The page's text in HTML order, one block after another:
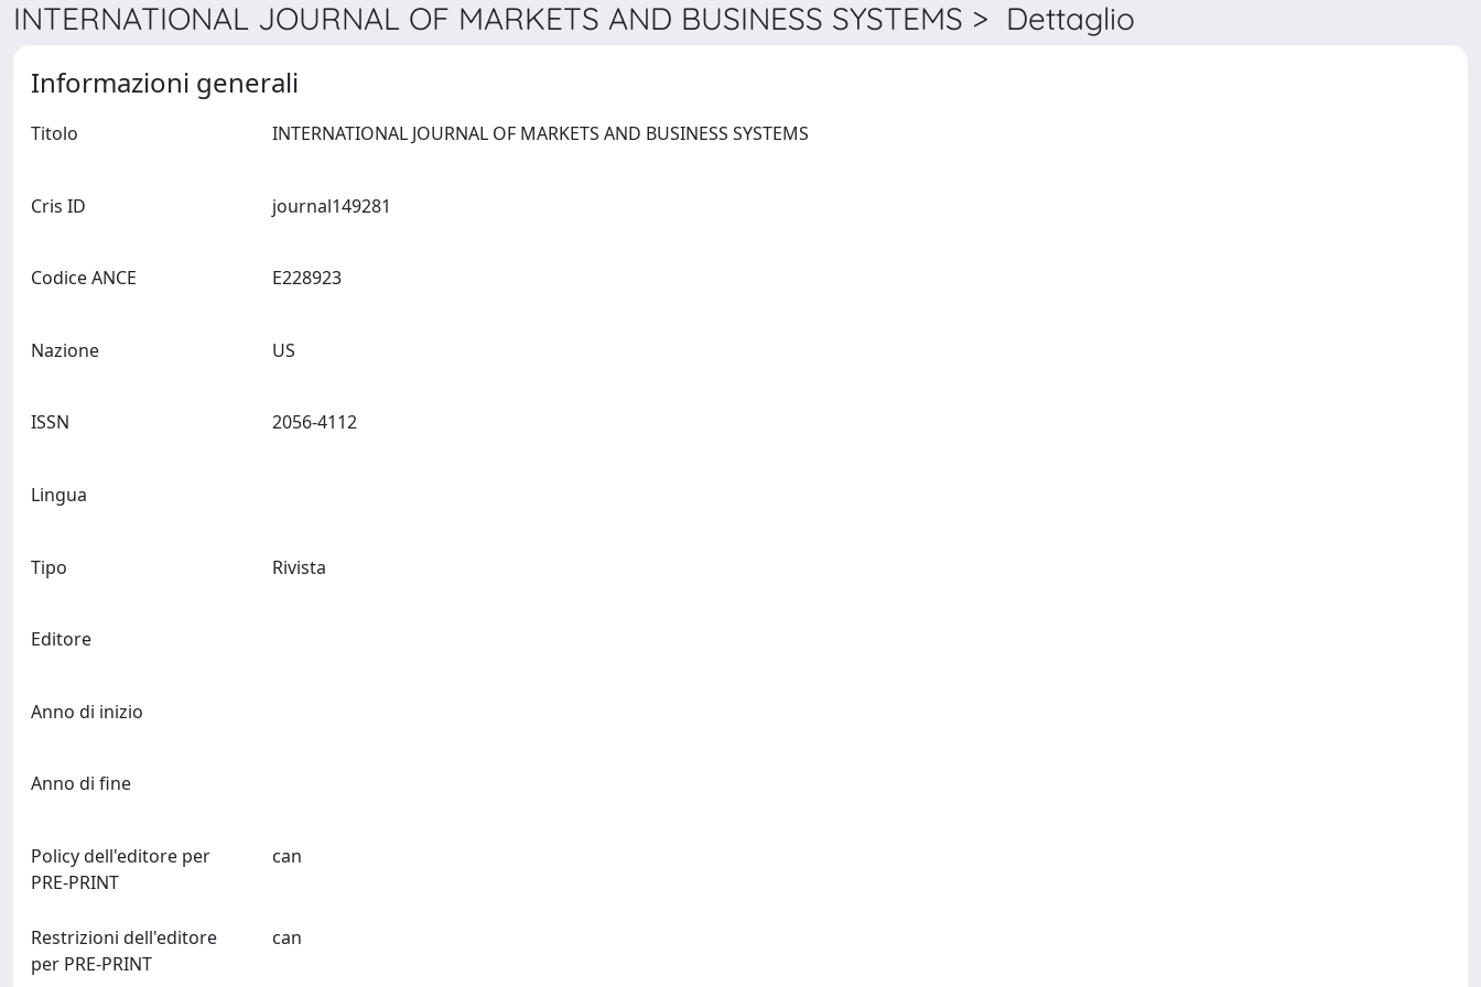
INTERNATIONAL JOURNAL OF MARKETS AND BUSINESS SYSTEMS > Dettaglio
Informazioni generali
Titolo
Cris ID
Codice ANCE
Nazione
ISSN
Lingua
Tipo Rivista
Editore
Anno di inizio
Anno di fine
Policy dell'editore per
PRE-PRINT
Restrizioni dell'editore
per PRE-PRINT